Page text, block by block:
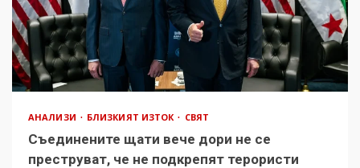
АНАЛИЗИ БЛИЗКИЯТ ИЗТОК СВЯТ
Съединените щати вече дори не се
преструват, че не подкрепят терористи